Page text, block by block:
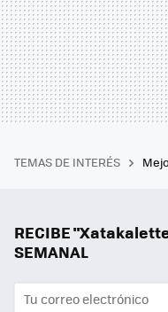
TEMAS DE INTERÉS
RECIBE
SEMANAL